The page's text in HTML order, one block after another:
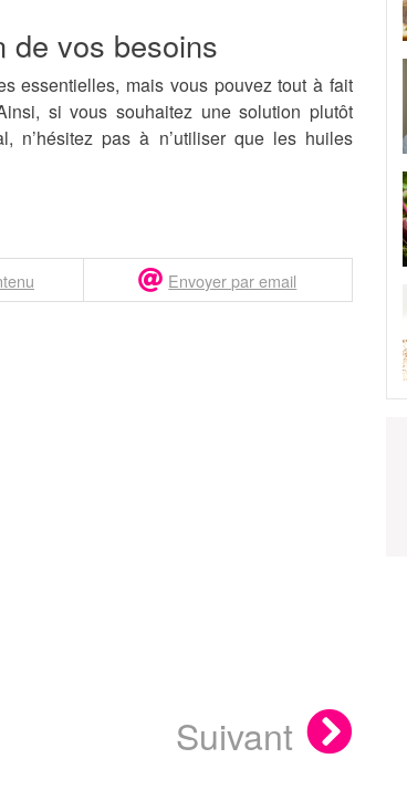
de vos besoins
essentielles, mais vous pouvez tout à fait
si vous souhaitez une solution plutôt
n’hésitez pas à n’utiliser que les huiles
Envoyer par email
Suivant